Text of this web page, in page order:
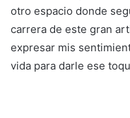
otro espacio donde
carrera de este gran
expresar mis
vida para darle ese